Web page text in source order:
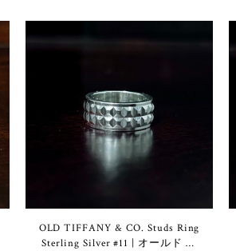
OLD TIFFANY & CO. Studs Ring
Sterling Silver #11 | オールド テ